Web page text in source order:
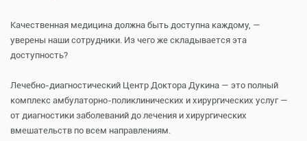
Качественная медицина должна быть доступна каждому, —
уверены наши сотрудники. Из чего же складывается эта
доступность?
Лечебно-диагностический Центр Доктора Дукина — это полный
комплекс амбулаторно-поликлинических и хирургических услуг —
от диагностики заболеваний до лечения и хирургических
вмешательств по всем направлениям.